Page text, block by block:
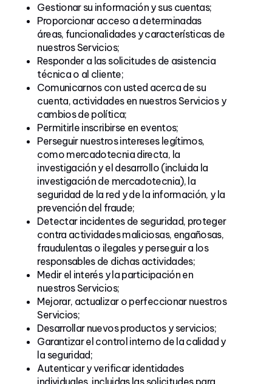
Gestionar su información y sus cuentas;
Proporcionar acceso a determinadas
áreas, funcionalidades y características de
nuestros Servicios;
Responder a las solicitudes de asistencia
técnica o al cliente;
Comunicarnos con usted acerca de su
cuenta, actividades en nuestros Servicios y
cambios de política;
Permitirle inscribirse en eventos;
Perseguir nuestros intereses legítimos,
como mercadotecnia directa, la
investigación y el desarrollo (incluida la
investigación de mercadotecnia), la
seguridad de la red y de la información, y la
prevención del fraude;
Detectar incidentes de seguridad, proteger
contra actividades maliciosas, engañosas,
fraudulentas o ilegales y perseguir a los
responsables de dichas actividades;
Medir el interés y la participación en
nuestros Servicios;
Mejorar, actualizar o perfeccionar nuestros
Servicios;
Desarrollar nuevos productos y servicios;
Garantizar el control interno de la calidad y
la seguridad;
Autenticar y verificar identidades
individuales, incluidas las solicitudes para